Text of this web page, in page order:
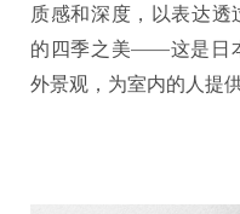
质感和深度，以表达
的四季之美——这是日
外景观，为室内的人提